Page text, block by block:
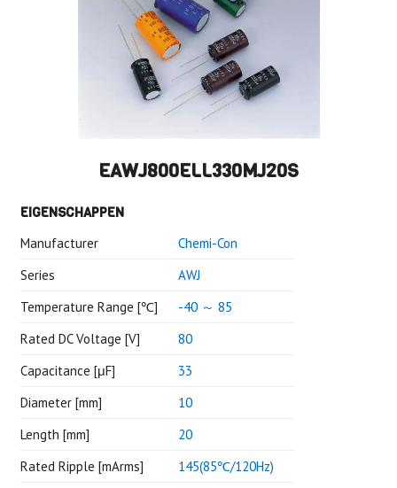
EAWJ800ELL330MJ20S
EIGENSCHAPPEN
Manufacturer
Chemi-Con
Series
AWJ
Temperature Range [℃]
-40 ～ 85
Rated DC Voltage [V]
80
Capacitance [μF]
33
Diameter [mm]
10
Length [mm]
20
Rated Ripple [mArms]
145(85℃/120Hz)